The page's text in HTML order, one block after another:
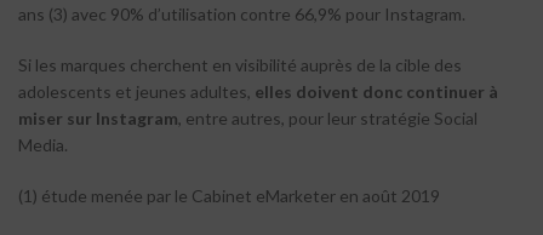
ans (3) avec 90% d’utilisation contre 66,9% pour Instagram.
Si les marques cherchent en visibilité auprès de la cible des
adolescents et jeunes adultes, elles doivent donc continuer à
miser sur Instagram, entre autres, pour leur stratégie Social
Media.
(1) étude menée par le Cabinet eMarketer en août 2019